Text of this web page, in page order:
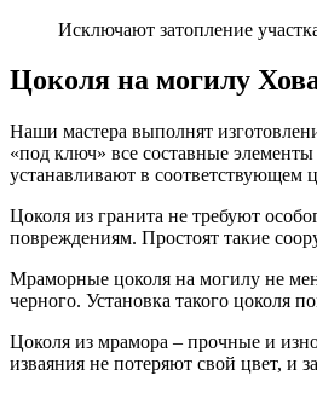
Исключают затопление
Цоколя на могилу
Наши мастера выполнят
«под ключ» все составные
устанавливают в соответствующем
Цоколя из гранита не требуют
повреждениям. Простоят такие
Мраморные цоколя на могилу не
черного. Установка такого цоколя
Цоколя из мрамора – прочные и
изваяния не потеряют свой цвет, и